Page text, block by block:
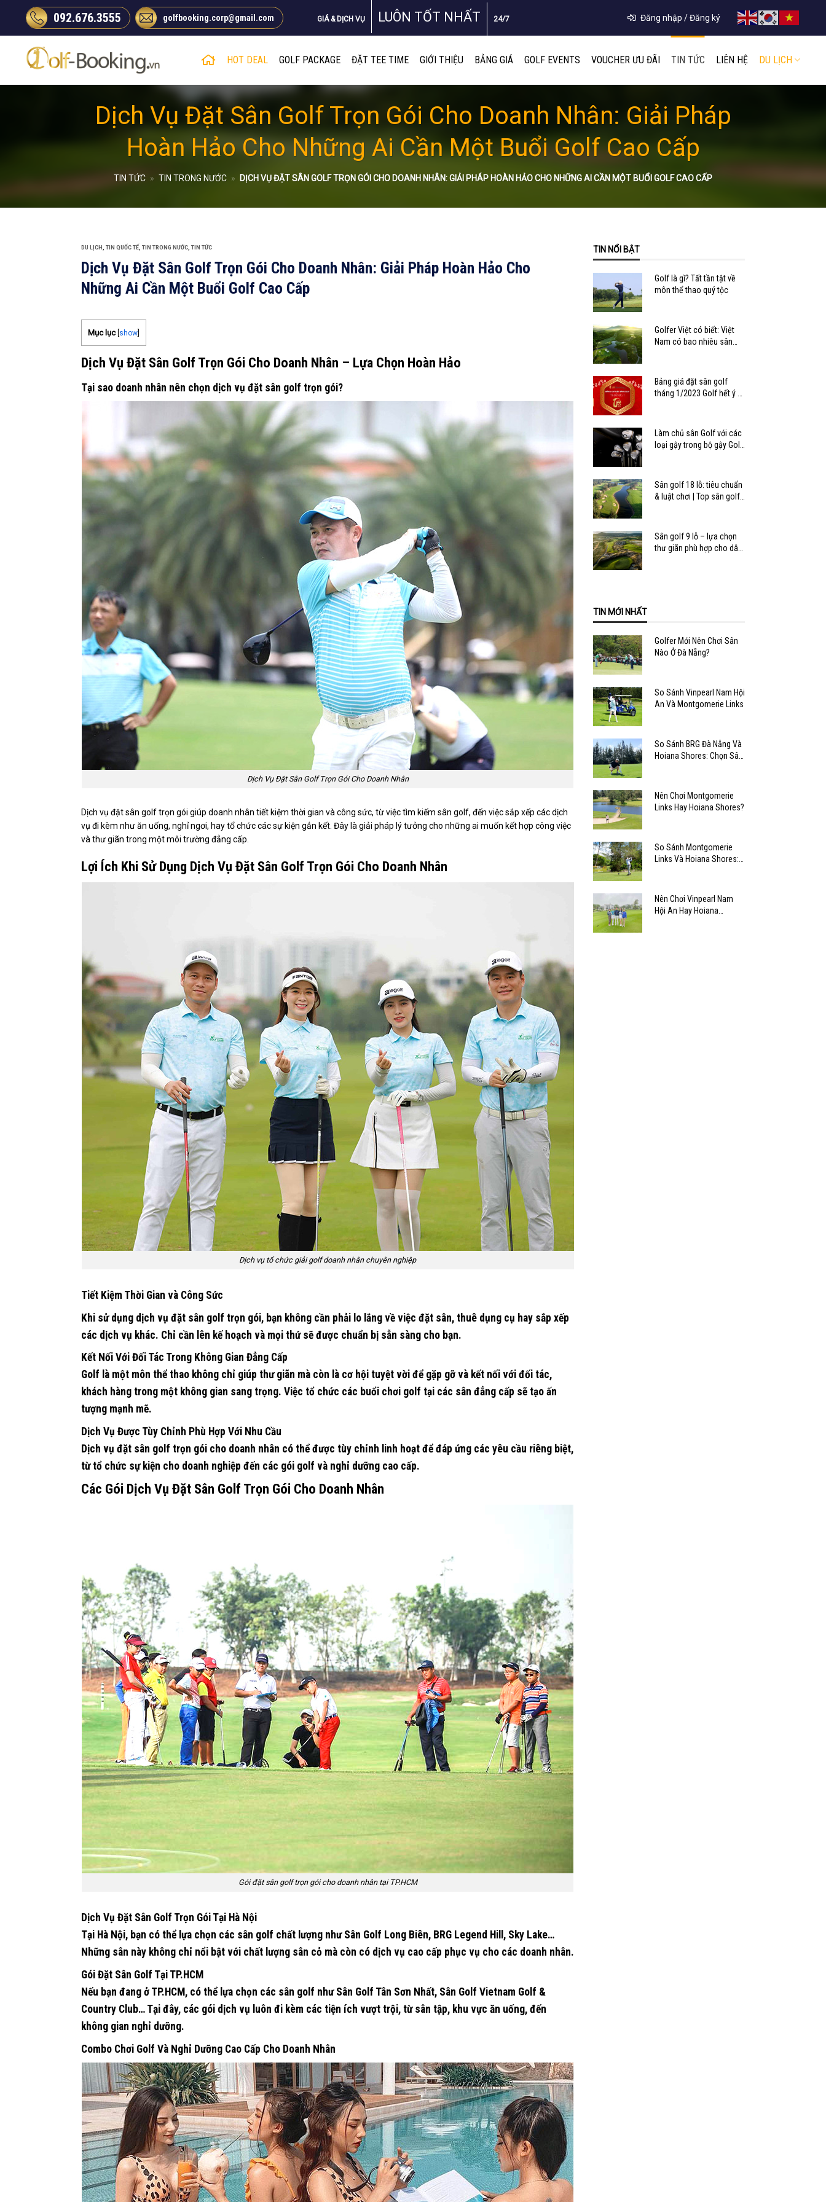
Chuyển
nội
092.676.3555 golfbooking.corp@gmail.com GIÁ & DỊCH VỤ LUÔN TỐT NHẤT 24/7 Đăng nhập / Đăng ký
HOT DEAL GOLF PACKAGE ĐẶT TEE TIME GIỚI THIỆU BẢNG GIÁ GOLF EVENTS VOUCHER ƯU ĐÃI TIN TỨC LIÊN HỆ DU LỊCH
Dịch Vụ Đặt Sân Golf Trọn Gói Cho Doanh Nhân: Giải Pháp
Hoàn Hảo Cho Những Ai Cần Một Buổi Golf Cao Cấp
TIN TỨC » TIN TRONG NƯỚC » DỊCH VỤ ĐẶT SÂN GOLF TRỌN GÓI CHO DOANH NHÂN: GIẢI PHÁP HOÀN HẢO CHO NHỮNG AI CẦN MỘT BUỔI GOLF CAO CẤP
DU LỊCH TIN QUỐC TẾ TIN TRONG NƯỚC TIN TỨC
Dịch Vụ Đặt Sân Golf Trọn Gói Cho Doanh Nhân: Giải Pháp Hoàn Hảo Cho
Những Ai Cần Một Buổi Golf Cao Cấp
Mục lục show
Dịch Vụ Đặt Sân Golf Trọn Gói Cho Doanh Nhân – Lựa Chọn Hoàn Hảo
Tại sao doanh nhân nên chọn dịch vụ đặt sân golf trọn gói?
Dịch Vụ Đặt Sân Golf Trọn Gói Cho Doanh Nhân
Dịch vụ đặt sân golf trọn gói giúp doanh nhân tiết kiệm thời gian và công sức, từ việc tìm kiếm sân golf, đến việc sắp xếp các dịch
vụ đi kèm như ăn uống, nghỉ ngơi, hay tổ chức các sự kiện gắn kết. Đây là giải pháp lý tưởng cho những ai muốn kết hợp công việc
và thư giãn trong một môi trường đẳng cấp.
Lợi Ích Khi Sử Dụng Dịch Vụ Đặt Sân Golf Trọn Gói Cho Doanh Nhân
Dịch vụ tổ chức giải golf doanh nhân chuyên nghiệp
Tiết Kiệm Thời Gian và Công Sức
Khi sử dụng dịch vụ đặt sân golf trọn gói, bạn không cần phải lo lắng về việc đặt sân, thuê dụng cụ hay sắp xếp
các dịch vụ khác. Chỉ cần lên kế hoạch và mọi thứ sẽ được chuẩn bị sẵn sàng cho bạn.
Kết Nối Với Đối Tác Trong Không Gian Đẳng Cấp
Golf là một môn thể thao không chỉ giúp thư giãn mà còn là cơ hội tuyệt vời để gặp gỡ và kết nối với đối tác,
khách hàng trong một không gian sang trọng. Việc tổ chức các buổi chơi golf tại các sân đẳng cấp sẽ tạo ấn
tượng mạnh mẽ.
Dịch Vụ Được Tùy Chỉnh Phù Hợp Với Nhu Cầu
Dịch vụ đặt sân golf trọn gói cho doanh nhân có thể được tùy chỉnh linh hoạt để đáp ứng các yêu cầu riêng biệt,
từ tổ chức sự kiện cho doanh nghiệp đến các gói golf và nghỉ dưỡng cao cấp.
Các Gói Dịch Vụ Đặt Sân Golf Trọn Gói Cho Doanh Nhân
Gói đặt sân golf trọn gói cho doanh nhân tại TP.HCM
Dịch Vụ Đặt Sân Golf Trọn Gói Tại Hà Nội
Tại Hà Nội, bạn có thể lựa chọn các sân golf chất lượng như Sân Golf Long Biên, BRG Legend Hill , Sky Lake…
Những sân này không chỉ nổi bật với chất lượng sân cỏ mà còn có dịch vụ cao cấp phục vụ cho các doanh nhân.
Gói Đặt Sân Golf Tại TP.HCM
Nếu bạn đang ở TP.HCM, có thể lựa chọn các sân golf như Sân Golf Tân Sơn Nhất, Sân Golf Vietnam Golf &
Country Club… Tại đây, các gói dịch vụ luôn đi kèm các tiện ích vượt trội, từ sân tập, khu vực ăn uống, đến
không gian nghỉ dưỡng.
Combo Chơi Golf Và Nghỉ Dưỡng Cao Cấp Cho Doanh Nhân
TIN NỔI BẬT
Golf là gì? Tất tần tật về
môn thể thao quý tộc
Golfer Việt có biết: Việt
Nam có bao nhiêu sân
Bảng giá đặt sân golf
tháng 1/2023 Golf hết ý –
Làm chủ sân Golf với các
loại gậy trong bộ gậy Golf
Sân golf 18 lỗ: tiêu chuẩn
& luật chơi | Top sân golf
Sân golf 9 lỗ – lựa chọn
thư giãn phù hợp cho dân
TIN MỚI NHẤT
Golfer Mới Nên Chơi Sân
Nào Ở Đà Nẵng?
So Sánh Vinpearl Nam Hội
An Và Montgomerie Links
So Sánh BRG Đà Nẵng Và
Hoiana Shores: Chọn Sân
Nên Chơi Montgomerie
Links Hay Hoiana Shores?
So Sánh Montgomerie
Links Và Hoiana Shores:
Nên Chơi Vinpearl Nam
Hội An Hay Hoiana